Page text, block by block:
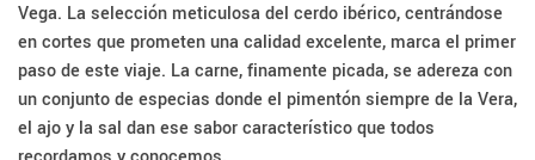
Vega. La selección meticulosa del cerdo ibérico, centrándose
en cortes que prometen una calidad excelente, marca el primer
paso de este viaje. La carne, finamente picada, se adereza con
un conjunto de especias donde el pimentón siempre de la Vera,
el ajo y la sal dan ese sabor característico que todos